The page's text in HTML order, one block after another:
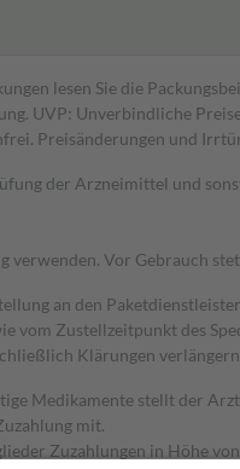
lesen Sie die
UVP: Unverbindliche
Preisänderungen und
der Arzneimittel und
verwenden. Vor Gebrauch
an den
vom Zustellzeitpunkt des
Klärungen
Medikamente stellt der
mit.
Zuzahlungen in Höhe